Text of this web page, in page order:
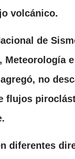
volcánico.
de
Meteorología
no
flujos
diferentes